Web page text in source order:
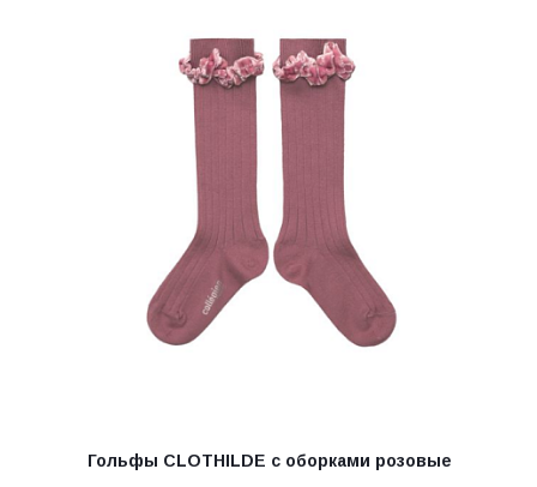
Гольфы CLOTHILDE с оборками розовые